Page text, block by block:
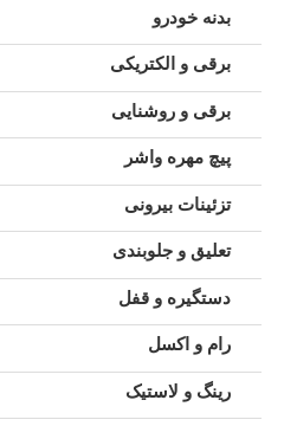
بدنه خودرو
برقی و الکتریکی
برقی و روشنایی
پیچ مهره واشر
تزئینات بیرونی
تعلیق و جلوبندی
دستگیره و قفل
رام و اکسل
رینگ و لاستیک